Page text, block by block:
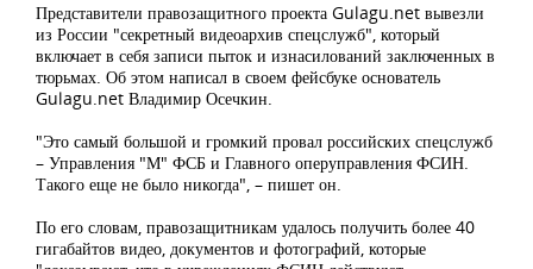
Представители правозащитного проекта Gulagu.net вывезли
из России "секретный видеоархив спецслужб", который
включает в себя записи пыток и изнасилований заключенных в
тюрьмах. Об этом написал в своем фейсбуке основатель
Gulagu.net Владимир Осечкин.
"Это самый большой и громкий провал российских спецслужб
– Управления "М" ФСБ и Главного оперуправления ФСИН.
Такого еще не было никогда", – пишет он.
По его словам, правозащитникам удалось получить более 40
гигабайтов видео, документов и фотографий, которые